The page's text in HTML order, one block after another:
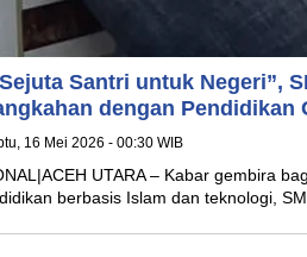
Santri untuk Negeri”,
dengan Pendidikan
16 Mei 2026 - 00:30 WIB
UTARA – Kabar gembira
berbasis Islam dan teknologi,